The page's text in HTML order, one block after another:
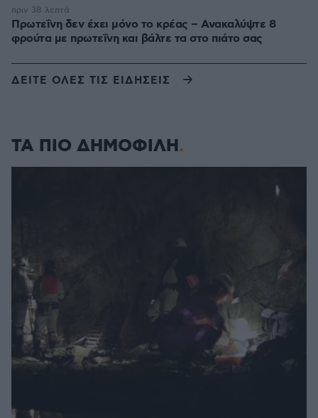
Πρωτεΐνη δεν έχει μόνο το κρέας – Ανακαλύψτε 8
φρούτα με πρωτεΐνη και βάλτε τα στο πιάτο σας
πριν 38 λεπτά
ΔΕΙΤΕ ΟΛΕΣ ΤΙΣ ΕΙΔΗΣΕΙΣ
ΤΑ ΠΙΟ ΔΗΜΟΦΙΛΗ